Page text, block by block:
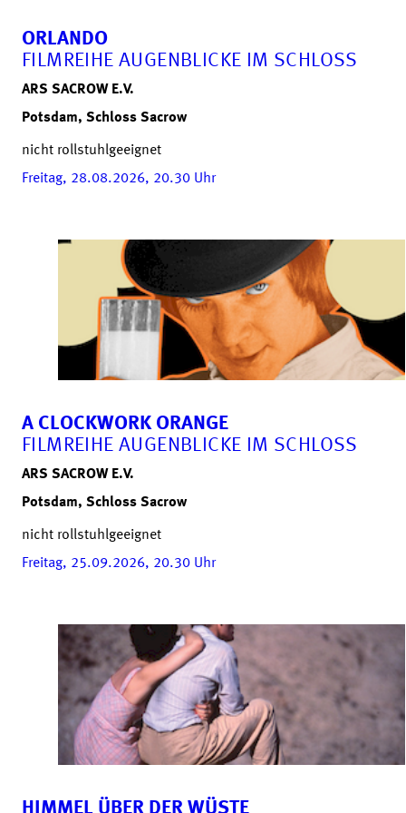
ORLANDO
FILMREIHE AUGENBLICKE IM SCHLOSS
ARS SACROW E.V.
Potsdam, Schloss Sacrow
nicht rollstuhlgeeignet
Freitag, 28.08.2026, 20.30 Uhr
A CLOCKWORK ORANGE
FILMREIHE AUGENBLICKE IM SCHLOSS
ARS SACROW E.V.
Potsdam, Schloss Sacrow
nicht rollstuhlgeeignet
Freitag, 25.09.2026, 20.30 Uhr
HIMMEL ÜBER DER WÜSTE